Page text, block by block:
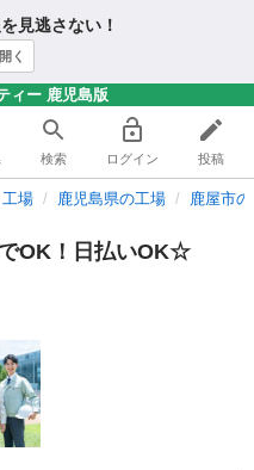
見逃さない！
く
ィー 鹿児島版
検索 ログイン 投稿
工場 鹿児島県の工場 鹿屋市
でOK！日払いOK☆